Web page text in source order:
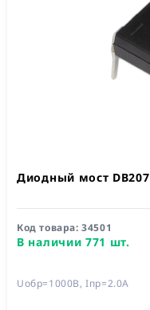
Диодный мост DB207
Код товара:34501
В наличии 771 шт.
Uобр=1000В, Iпр=2.0А